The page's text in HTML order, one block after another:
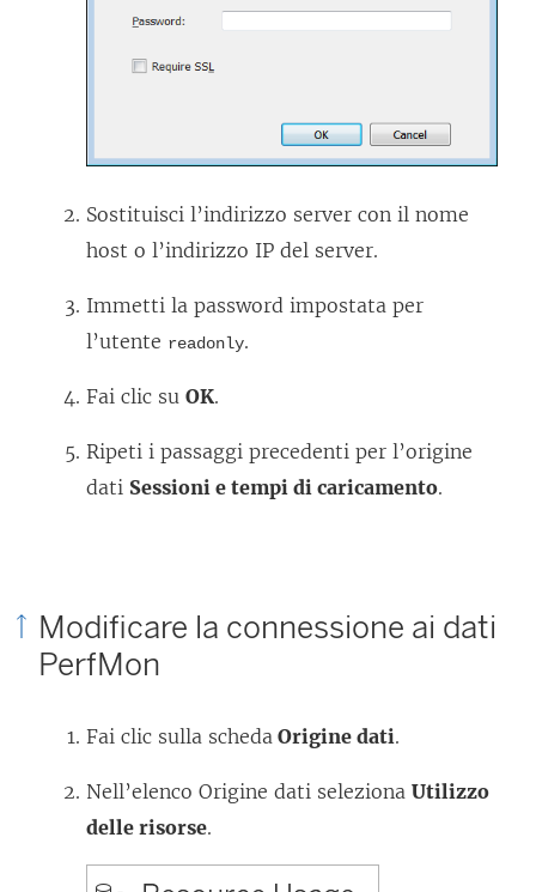
Sostituisci l’indirizzo server con il nome
host o l’indirizzo IP del server.
Immetti la password impostata per
l’utente readonly.
Fai clic su OK.
Ripeti i passaggi precedenti per l’origine
dati Sessioni e tempi di caricamento.
Modificare la connessione ai dati
PerfMon
Fai clic sulla scheda Origine dati.
Nell’elenco Origine dati seleziona Utilizzo
delle risorse.